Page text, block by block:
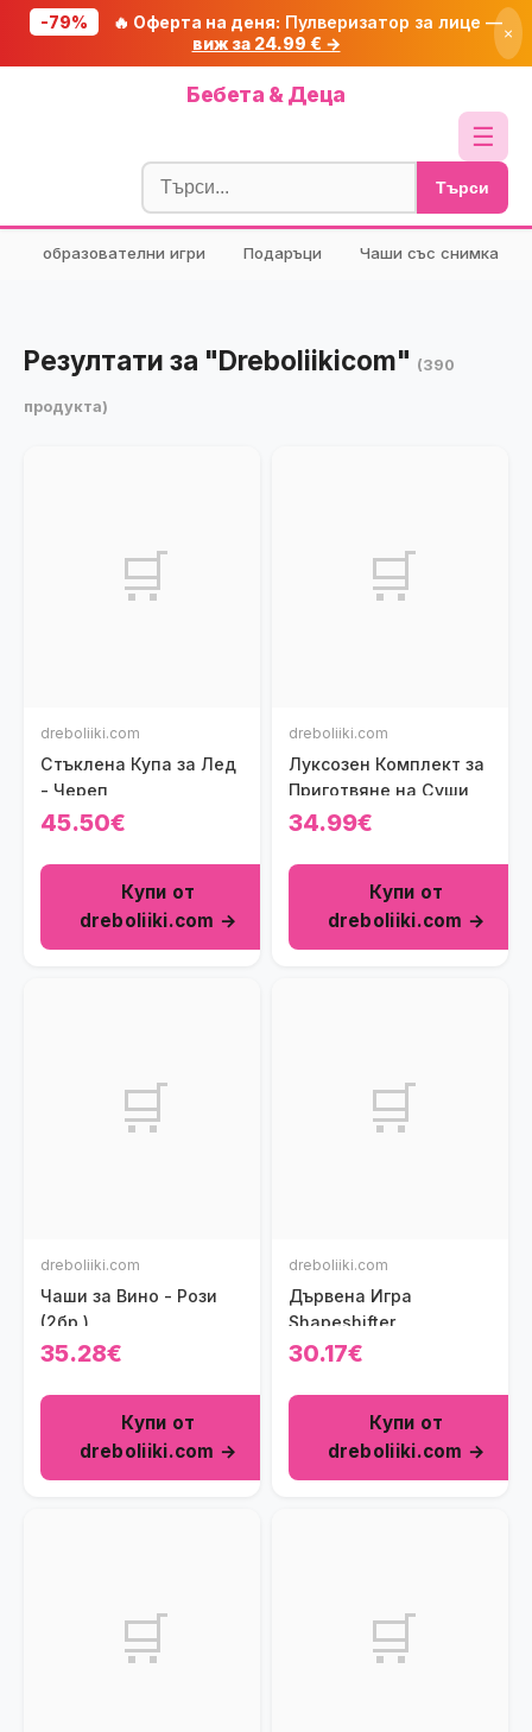
-79% 🔥 Оферта на деня: Пулверизатор за лице —
виж за 24.99 € →
×
Бебета & Деца
☰
Блог
🧮 Калкулатори
🔍 Намери продукт
Търси
образователни игри Подаръци Чаши със снимка
Резултати за "Dreboliikicom" (390
продукта)
🛒
dreboliiki.com
Стъклена Купа за Лед
- Череп
45.50€
Купи от
dreboliiki.com →
🛒
dreboliiki.com
Луксозен Комплект за
Приготвяне на Суши
34.99€
Купи от
dreboliiki.com →
🛒
dreboliiki.com
Чаши за Вино - Рози
(2бр.)
35.28€
Купи от
dreboliiki.com →
🛒
dreboliiki.com
Дървена Игра
Shapeshifter
30.17€
Купи от
dreboliiki.com →
🛒 🛒